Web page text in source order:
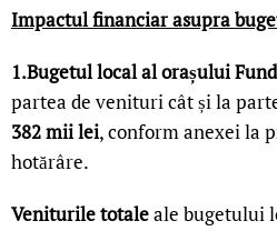
Impactul financiar asupra
1.Bugetul local al orașului
partea de venituri cât și la
382 mii lei, conform anexei la
hotărâre.
Veniturile totaleale bugetului